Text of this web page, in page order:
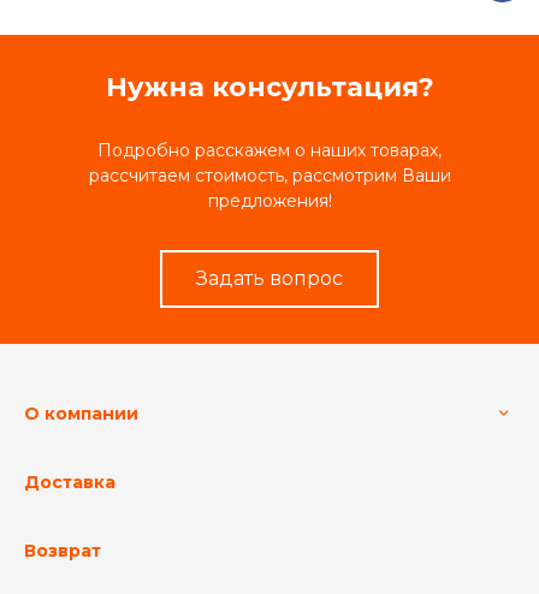
Нужна консультация?
Подробно расскажем о наших товарах,
рассчитаем стоимость, рассмотрим Ваши
предложения!
Задать вопрос
О компании
Доставка
Возврат